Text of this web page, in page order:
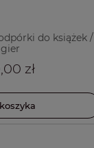
do książek /
gier
zł